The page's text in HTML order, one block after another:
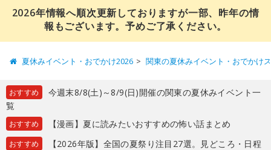
2026年情報へ順次更新しておりますが一部、昨年の情
報もございます。予めご了承ください。
夏休みイベント・おでかけ2026 関東の夏休みイベント・おでかけ
おすすめ
今週末8/8(土)～8/9(日)開催の関東の夏休みイベント一
覧
おすすめ 【漫画】夏に読みたいおすすめの怖い話まとめ
おすすめ
【2026年版】全国の夏祭り注目27選。見どころ・日程